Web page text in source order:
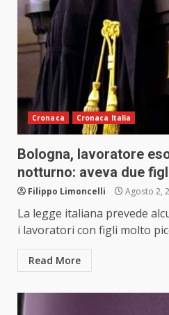
Cronaca Cronaca Italia
Bologna, lavoratore
notturno: aveva due
Filippo Limoncelli Agosto 2,
La legge italiana prevede
i lavoratori con figli molto
Read More